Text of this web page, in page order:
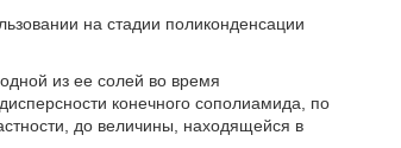
на стадии поликонденсации
из ее солей во время
конечного сополиамида, по
до величины, находящейся в